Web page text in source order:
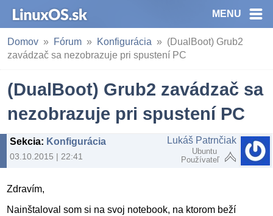
MENU
Domov Fórum Konfigurácia
(DualBoot) Grub2
zavádzač sa nezobrazuje pri spustení PC
(DualBoot) Grub2 zavádzač sa
nezobrazuje pri spustení PC
Sekcia: Konfigurácia
03.10.2015 | 22:41
Lukáš Patrnčiak
Ubuntu
Používateľ
Zdravím,
Nainštaloval som si na svoj notebook, na ktorom beží